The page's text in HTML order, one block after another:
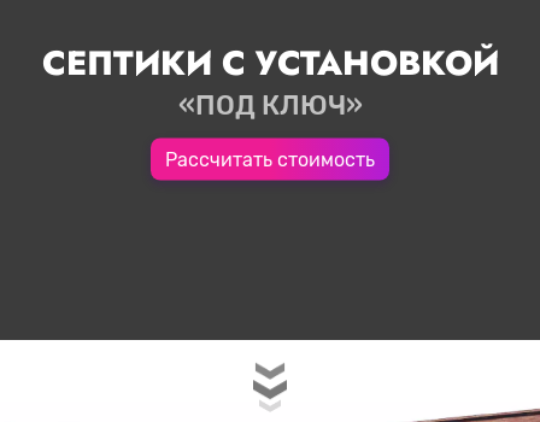
СЕПТИКИ С УСТАНОВКОЙ
«ПОД КЛЮЧ»
Рассчитать стоимость